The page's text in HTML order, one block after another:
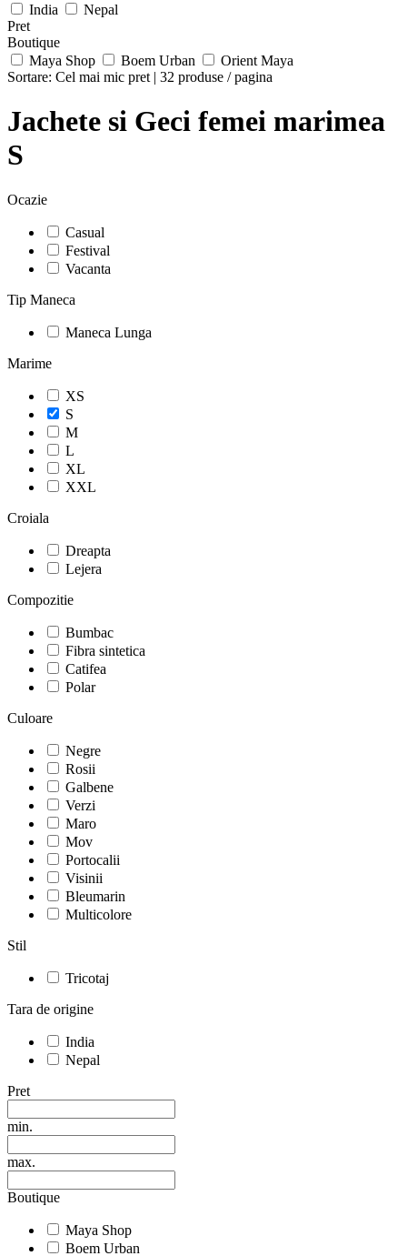
India
Nepal
Pret
Boutique
Maya Shop
Boem Urban
Orient Maya
Sortare: Cel mai mic pret | 32 produse / pagina
Jachete si Geci femei marimea
S
Ocazie
Casual
Festival
Vacanta
Tip Maneca
Maneca Lunga
Marime
XS
S
M
L
XL
XXL
Croiala
Dreapta
Lejera
Compozitie
Bumbac
Fibra sintetica
Catifea
Polar
Culoare
Negre
Rosii
Galbene
Verzi
Maro
Mov
Portocalii
Visinii
Bleumarin
Multicolore
Stil
Tricotaj
Tara de origine
India
Nepal
Pret
min.
max.
Boutique
Maya Shop
Boem Urban